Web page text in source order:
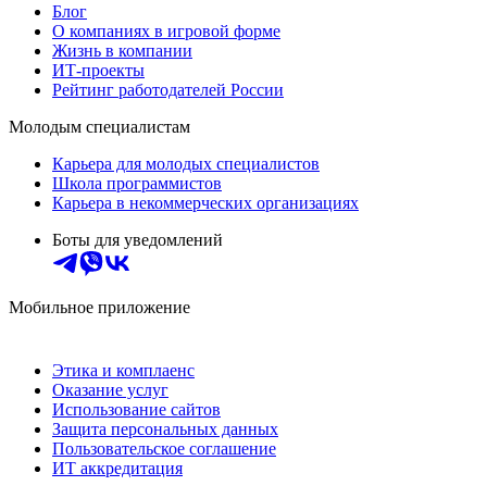
Блог
О компаниях в игровой форме
Жизнь в компании
ИТ-проекты
Рейтинг работодателей России
Молодым специалистам
Карьера для молодых специалистов
Школа программистов
Карьера в некоммерческих организациях
Боты для уведомлений
Мобильное приложение
Этика и комплаенс
Оказание услуг
Использование сайтов
Защита персональных данных
Пользовательское соглашение
ИТ аккредитация